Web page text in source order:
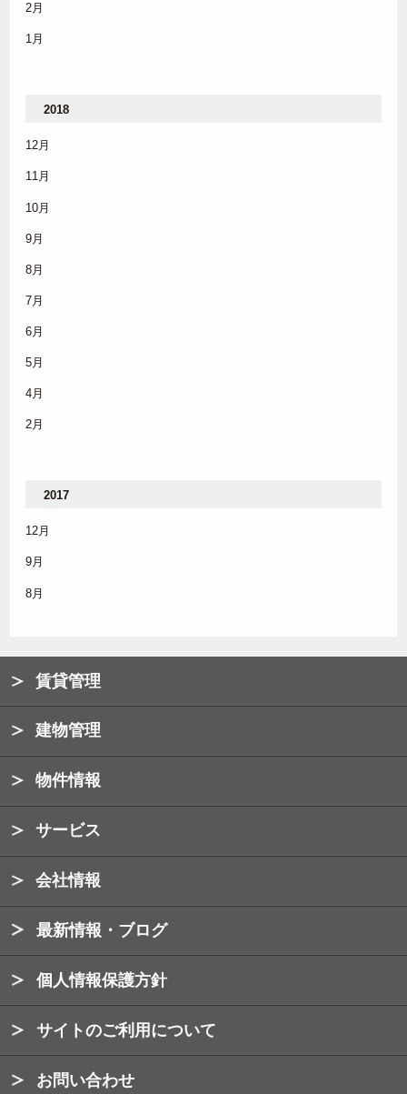
2月
1月
2018
12月
11月
10月
9月
8月
7月
6月
5月
4月
2月
2017
12月
9月
8月
賃貸管理
建物管理
物件情報
サービス
会社情報
最新情報・ブログ
個人情報保護方針
サイトのご利用について
お問い合わせ